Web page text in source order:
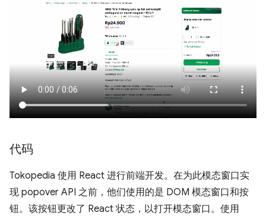
代码
Tokopedia 使用 React 进行前端开发。在为此模态窗口实
现 popover API 之前，他们使用的是 DOM 模态窗口和按
钮。该按钮更改了 React 状态，以打开模态窗口。使用